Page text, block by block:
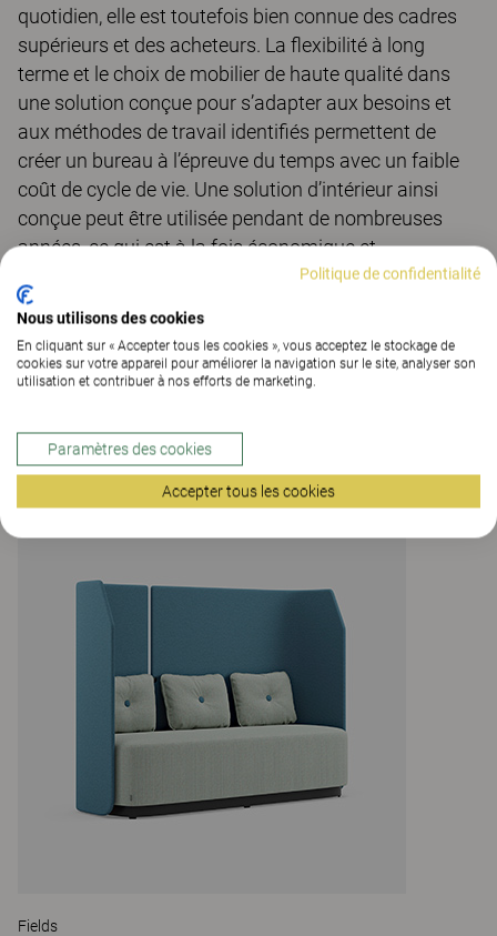
quotidien, elle est toutefois bien connue des cadres
supérieurs et des acheteurs. La flexibilité à long
terme et le choix de mobilier de haute qualité dans
une solution conçue pour s’adapter aux besoins et
aux méthodes de travail identifiés permettent de
créer un bureau à l’épreuve du temps avec un faible
coût de cycle de vie. Une solution d’intérieur ainsi
conçue peut être utilisée pendant de nombreuses
années, ce qui est à la fois économique et
Fields
Politique de confidentialité
Nous utilisons des cookies
En cliquant sur « Accepter tous les cookies », vous acceptez le stockage de
cookies sur votre appareil pour améliorer la navigation sur le site, analyser son
utilisation et contribuer à nos efforts de marketing.
Paramètres des cookies
Accepter tous les cookies